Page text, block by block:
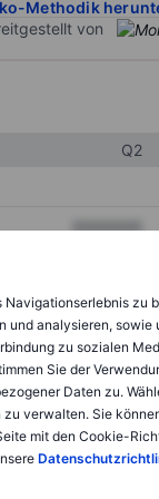
Navigationserlebnis zu
und analysieren, sowie
zu sozialen
Sie der
Daten zu.
verwalten. Sie
mit den Cookie-
Methodik
von
Q2
XXXXXXX
XXXXXXX
XXXXXXX
XXXXXXX